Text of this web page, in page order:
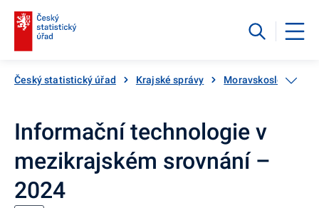
Český statistický úřad Krajské správy Moravskoslezský
Informační technologie v
mezikrajském srovnání –
2024